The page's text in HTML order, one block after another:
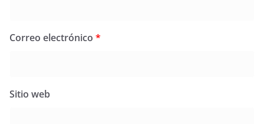
Correo electrónico *
Sitio web